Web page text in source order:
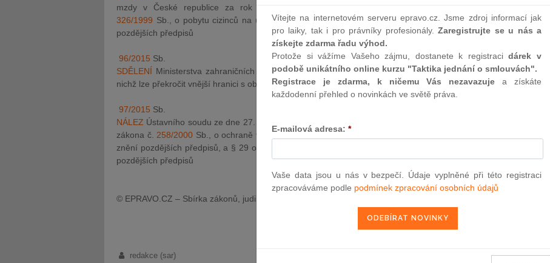
mzdy v České republice za rok 2014 pro účely vydávání modrých karet podle zákona č.
326/1999 Sb., o pobytu cizinců na území České republiky a o změně některých zákonů, ve znění
pozdějších předpisů
96/2015 Sb.
SDĚLENÍ Ministerstva zahraničních věcí ze dne 24. března 2015 o zveřejnění seznamu států, do
nichž lze překročit vnější hranici s občanským průkazem
97/2015 Sb.
NÁLEZ Ústavního soudu ze dne 27. ledna 2015 sp. zn. Pl. ÚS 19/14 ve věci návrhu na zrušení § 46
zákona č. 258/2000 Sb., o ochraně veřejného zdraví a o změně některých souvisejících zákonů, ve
znění pozdějších předpisů, a § 29 odst. 1 písm. f) zákona č.
pozdějších předpisů
© EPRAVO.CZ – Sbírka zákonů, judikatura, právo | www.epravo.cz
redakce (sar) 20. 4. 2015
Nová
Černé
Vítejte na internetovém serveru epravo.cz. Jsme zdroj informací jak
pro laiky, tak i pro právníky profesionály.Zaregistrujte se u nás a
získejte zdarma řadu výhod.
Protože si vážíme Vašeho zájmu, dostanete k registracidárek v
podobě unikátního online kurzu "Taktika jednání o smlouvách".
Registrace je zdarma, k ničemu Vás nezavazuje a získáte
každodenní přehled o novinkách ve světě práva.
E-mailová adresa: *
Vaše data jsou u nás v bezpečí. Údaje vyplněné při této registraci
zpracováváme podle podmínek zpracování osobních údajů